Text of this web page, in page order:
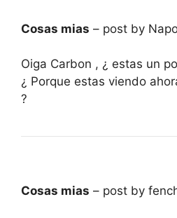
Cosas mias – post by
Oiga Carbon , ¿ estas un
¿ Porque estas viendo
?
Cosas mias – post by